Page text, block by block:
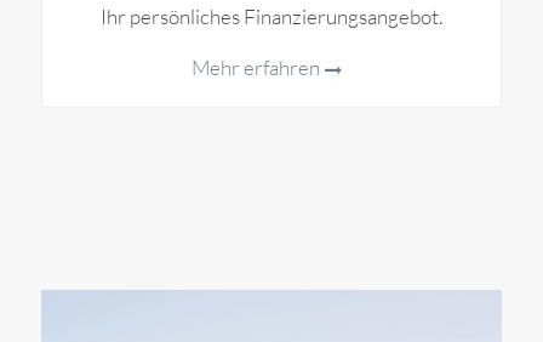
Ihr persönliches Finanzierungsangebot.
Mehr erfahren